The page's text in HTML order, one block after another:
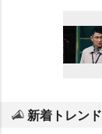
新着トレンド